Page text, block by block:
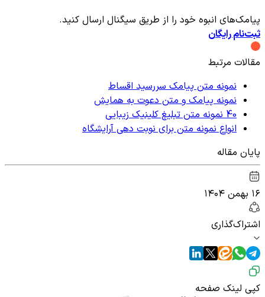
پیامک‌های انبوه خود را از طریق سیگنال ارسال کنید.
ثبت‌نام رایگان
مقالات مرتبط
نمونه متن پیامک سررسید اقساط
نمونه پیامک و متن دعوت به همایش
40 نمونه متن تبلیغ کلینیک زیبایی
انواع نمونه متن برای نوبت دهی آرایشگاه
پایان مقاله
۱۶ بهمن ۱۴۰۴
اشتراک‌گذاری
کپی لینک صفحه